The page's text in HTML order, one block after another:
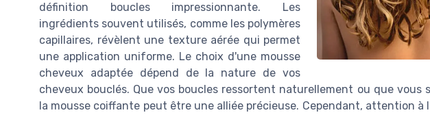
définition boucles impressionnante. Les
ingrédients souvent utilisés, comme les polymères
capillaires, révèlent une texture aérée qui permet
une application uniforme. Le choix d'une mousse
cheveux adaptée dépend de la nature de vos
cheveux bouclés. Que vos boucles ressortent naturellement ou que
la mousse coiffante peut être une alliée précieuse. Cependant, attention à